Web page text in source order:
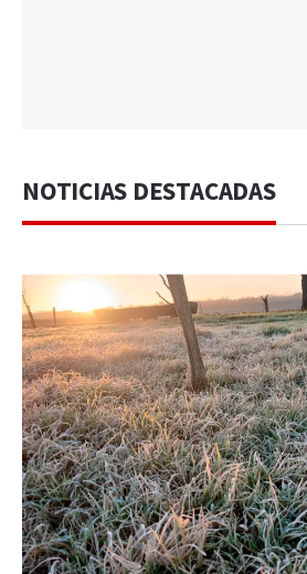
NOTICIAS DESTACADAS